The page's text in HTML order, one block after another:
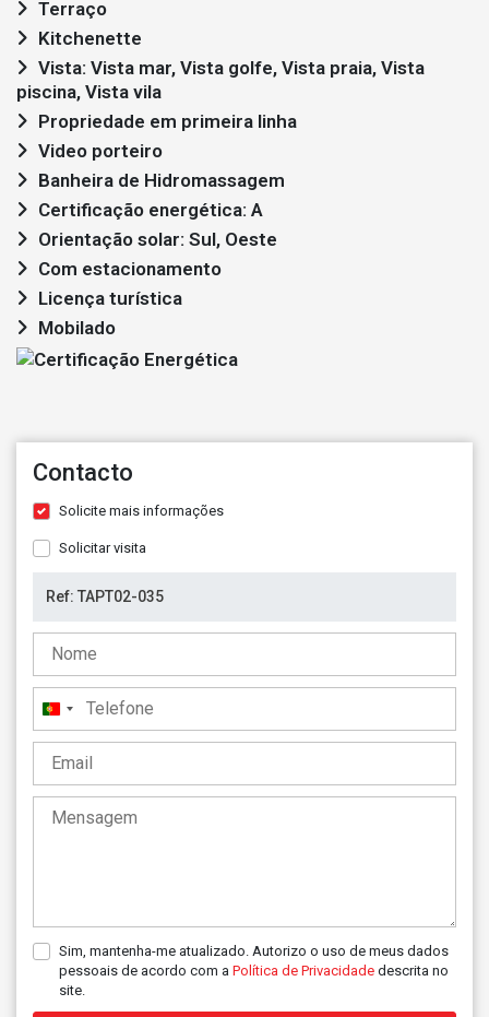
Terraço
Kitchenette
piscina, Vista vila
Propriedade em primeira linha
Video porteiro
Banheira de Hidromassagem
Certificação energética: A
Orientação solar: Sul, Oeste
Com estacionamento
Licença turística
Mobilado
Contacto
Solicite mais informações
Solicitar visita
Portugal
+351
Sim, mantenha-me atualizado. Autorizo o uso de meus dados
pessoais de acordo com a Política de Privacidade descrita no
site.